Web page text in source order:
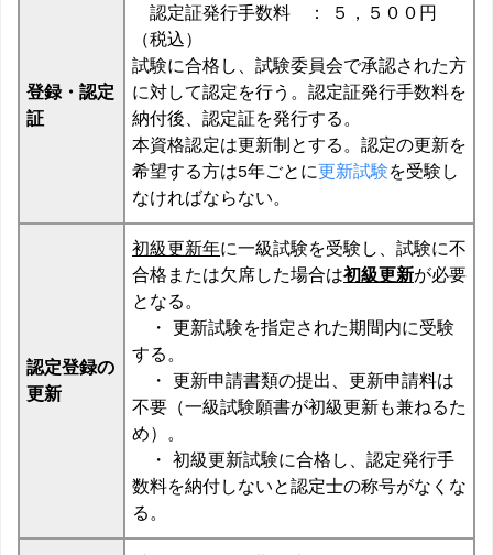
登録・認定
証
認定証発行手数料 ： ５，５００円
（税込）
試験に合格し、試験委員会で承認された方
に対して認定を行う。認定証発行手数料を
納付後、認定証を発行する。
本資格認定は更新制とする。認定の更新を
希望する方は5年ごとに更新試験を受験し
なければならない。
認定登録の
更新
初級更新年に一級試験を受験し、試験に不
合格または欠席した場合は初級更新が必要
となる。
・ 更新試験を指定された期間内に受験
する。
・ 更新申請書類の提出、更新申請料は
不要（一級試験願書が初級更新も兼ねるた
め）。
・ 初級更新試験に合格し、認定発行手
数料を納付しないと認定士の称号がなくな
る。